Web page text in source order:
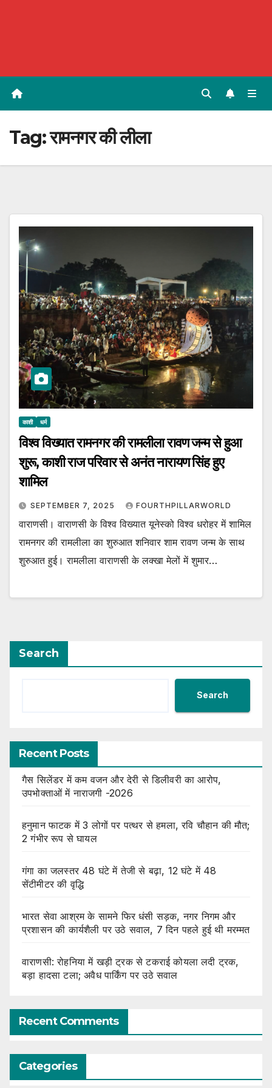
Tag:रामनगर की लीला
काशी धर्म
विश्व विख्यात रामनगर की रामलीला रावण जन्म से हुआ
शुरू, काशी राज परिवार से अनंत नारायण सिंह हुए
शामिल
SEPTEMBER 7, 2025 FOURTHPILLARWORLD
वाराणसी। वाराणसी के विश्व विख्यात यूनेस्को विश्व धरोहर में शामिल
रामनगर की रामलीला का शुरुआत शनिवार शाम रावण जन्म के साथ
शुरुआत हुई। रामलीला वाराणसी के लक्खा मेलों में शुमार…
Search
Search
Recent Posts
गैस सिलेंडर में कम वजन और देरी से डिलीवरी का आरोप,
उपभोक्ताओं में नाराजगी -2026
हनुमान फाटक में 3 लोगों पर पत्थर से हमला, रवि चौहान की मौत;
2 गंभीर रूप से घायल
गंगा का जलस्तर 48 घंटे में तेजी से बढ़ा, 12 घंटे में 48
सेंटीमीटर की वृद्धि
भारत सेवा आश्रम के सामने फिर धंसी सड़क, नगर निगम और
प्रशासन की कार्यशैली पर उठे सवाल, 7 दिन पहले हुई थी मरम्मत
वाराणसी: रोहनिया में खड़ी ट्रक से टकराई कोयला लदी ट्रक,
बड़ा हादसा टला; अवैध पार्किंग पर उठे सवाल
Recent Comments
Categories